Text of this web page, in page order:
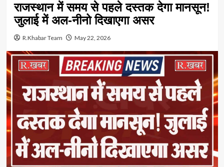
राजस्थान में समय से पहले दस्तक देगा मानसून!
जुलाई में अल-नीनो दिखाएगा असर
R.Khabar Team May 22, 2026